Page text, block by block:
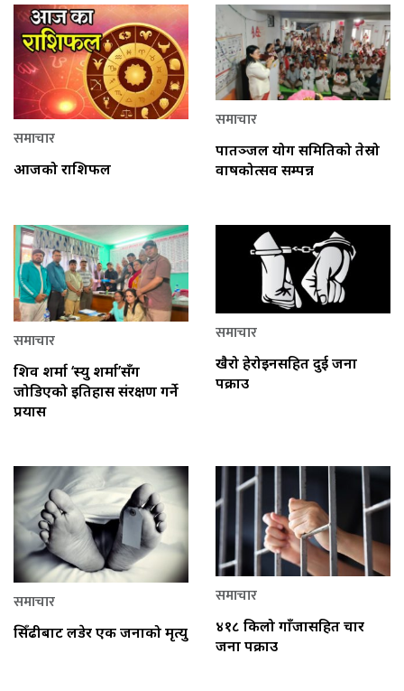
समाचार
आजको राशिफल
समाचार
पातञ्जल योग समितिको तेस्रो
वार्षिकोत्सव सम्पन्न
समाचार
शिव शर्मा ‘स्यु शर्मा’सँग
जोडिएको इतिहास संरक्षण गर्ने
प्रयास
समाचार
खैरो हेरोइनसहित दुई जना
पक्राउ
समाचार
सिँढीबाट लडेर एक जनाको मृत्यु
समाचार
४१८ किलो गाँजासहित चार
जना पक्राउ